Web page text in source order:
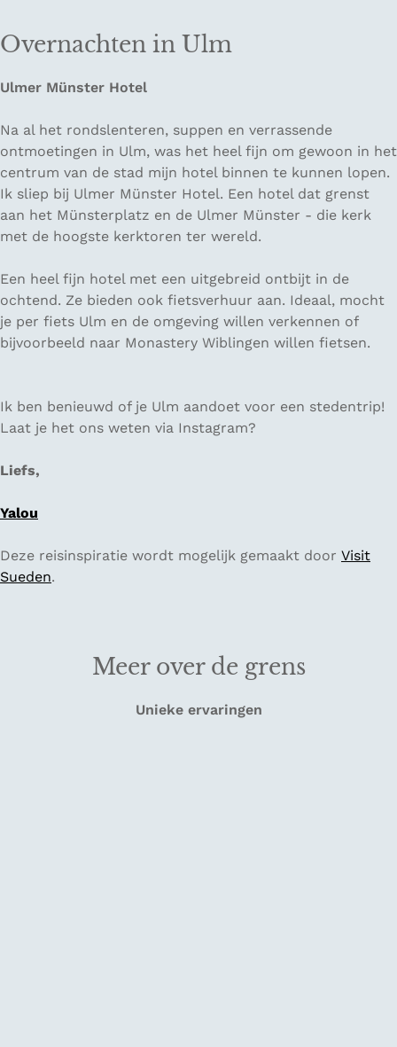
Overnachten in Ulm
Ulmer Münster Hotel
Na al het rondslenteren, suppen en verrassende
ontmoetingen in Ulm, was het heel fijn om gewoon in het
centrum van de stad mijn hotel binnen te kunnen lopen.
Ik sliep bij Ulmer Münster Hotel. Een hotel dat grenst
aan het Münsterplatz en de Ulmer Münster - die kerk
met de hoogste kerktoren ter wereld.
Een heel fijn hotel met een uitgebreid ontbijt in de
ochtend. Ze bieden ook fietsverhuur aan. Ideaal, mocht
je per fiets Ulm en de omgeving willen verkennen of
bijvoorbeeld naar Monastery Wiblingen willen fietsen.
Ik ben benieuwd of je Ulm aandoet voor een stedentrip!
Laat je het ons weten via Instagram?
Liefs,
Yalou
Deze reisinspiratie wordt mogelijk gemaakt door Visit
Sueden.
Meer over de grens
Unieke ervaringen